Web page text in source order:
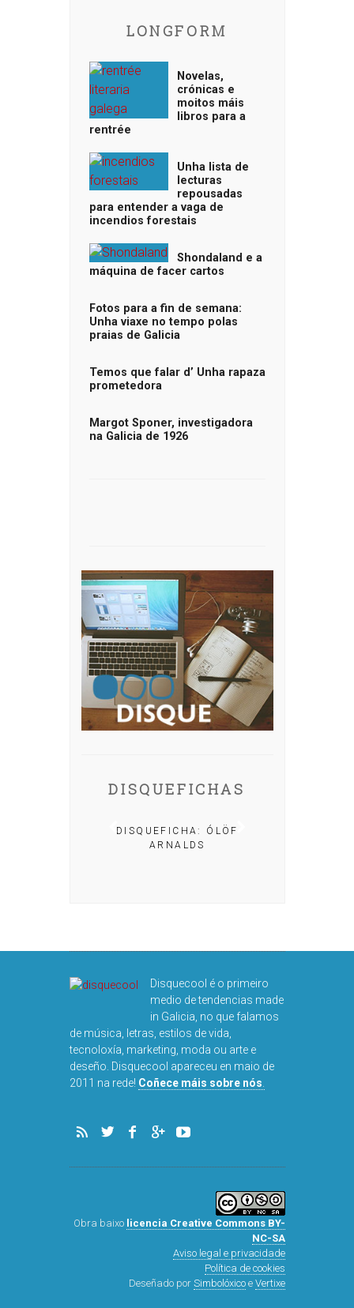
LONGFORM
Novelas,
crónicas e
moitos máis
libros para a
rentrée
Unha lista de
lecturas
repousadas
para entender a vaga de
incendios forestais
Shondaland e a
máquina de facer cartos
Fotos para a fin de semana:
Unha viaxe no tempo polas
praias de Galicia
Temos que falar d’ Unha rapaza
prometedora
Margot Sponer, investigadora
na Galicia de 1926
DISQUEFICHAS
DISQUEFICHA: ÓLÖF
ARNALDS
Disquecool é o primeiro
medio de tendencias made
in Galicia, no que falamos
de música, letras, estilos de vida,
tecnoloxía, marketing, moda ou arte e
deseño. Disquecool apareceu en maio de
2011 na rede! Coñece máis sobre nós
Obra baixo licencia Creative Commons BY-
NC-SA
Aviso legal e privacidade
Política de cookies
Deseñado por Simbolóxicoe Vertixe